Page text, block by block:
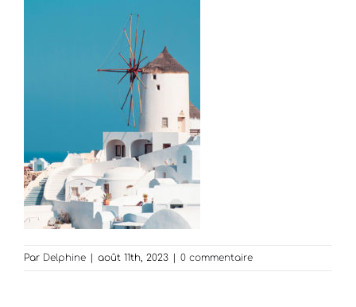
Par Delphine août 11th, 2023 0 commentaire